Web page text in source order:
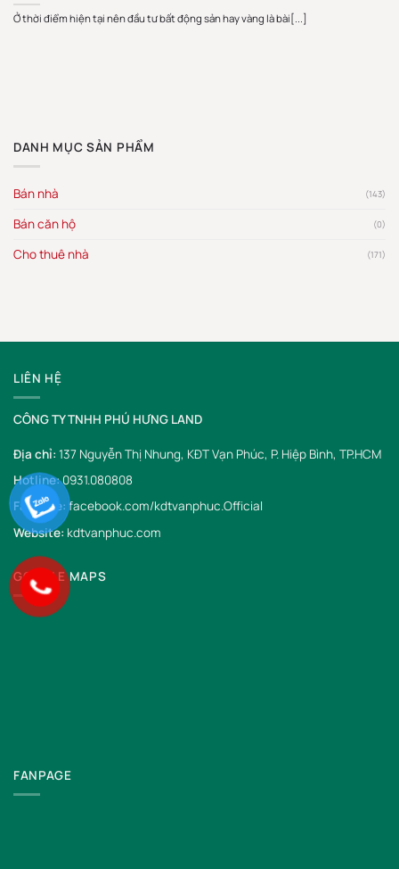
Ở thời điểm hiện tại nên đầu tư bất động sản hay vàng là bài[...]
DANH MỤC SẢN PHẨM
Bán nhà (143)
Bán căn hộ (0)
Cho thuê nhà (171)
LIÊN HỆ
CÔNG TY TNHH PHÚ HƯNG LAND
Địa chỉ: 137 Nguyễn Thị Nhung, KĐT Vạn Phúc, P. Hiệp Bình, TP.HCM
Hotline:0931.080808
Fanpage: facebook.com/kdtvanphuc.Official
Website: kdtvanphuc.com
GOOGLE MAPS
FANPAGE